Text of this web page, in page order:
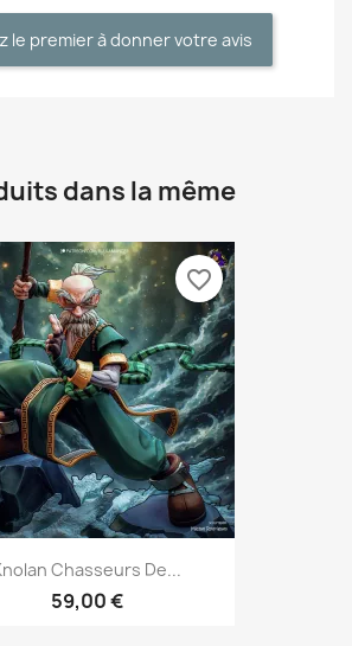
le premier à donner votre avis
dans la même
Chasseurs De...
59,00 €
favorite_border